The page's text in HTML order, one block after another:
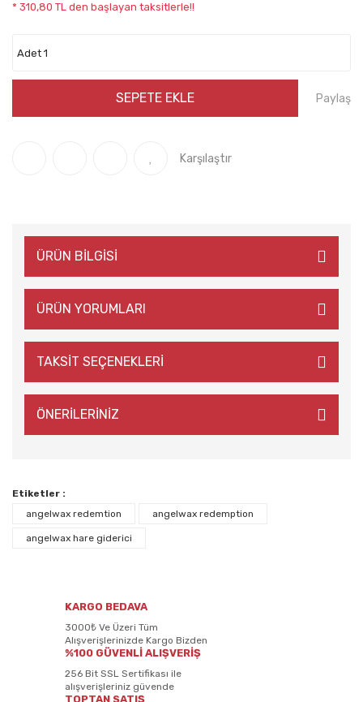
* 310,80 TL den başlayan taksitlerle!!
SEPETE EKLE Paylaş
Karşılaştır
ÜRÜN BİLGİSİ
ÜRÜN YORUMLARI
TAKSİT SEÇENEKLERİ
ÖNERİLERİNİZ
Etiketler :
angelwax redemtion
angelwax redemption
angelwax hare giderici
KARGO BEDAVA
3000₺ Ve Üzeri Tüm
Alışverişlerinizde Kargo Bizden
%100 GÜVENLİ ALIŞVERİŞ
256 Bit SSL Sertifikası ile
alışverişleriniz güvende
TOPTAN SATIŞ